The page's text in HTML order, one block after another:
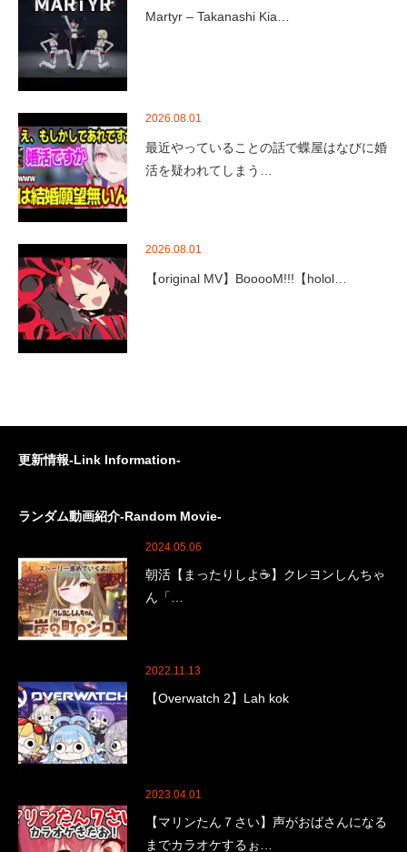
Martyr – Takanashi Kia…
2026.08.01
最近やっていることの話で蝶屋はなびに婚
活を疑われてしまう…
2026.08.01
【original MV】BooooM!!!【holol…
更新情報-Link Information-
ランダム動画紹介-Random Movie-
2024.05.06
朝活【まったりしよ☕】クレヨンしんちゃ
ん「…
2022.11.13
【Overwatch 2】Lah kok
2023.04.01
【マリンたん７さい】声がおばさんになる
までカラオケするぉ…